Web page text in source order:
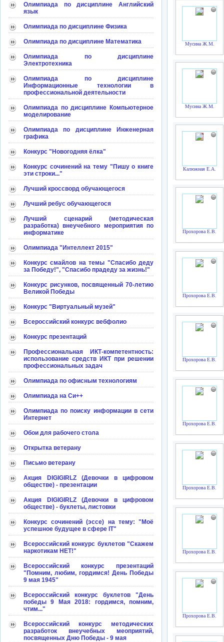
Олимпиада по дисциплине Английский
язык
Олимпиада по дисциплине Физика
Олимпиада по дисциплине Математика
Олимпиада по дисциплине
Электротехника
Олимпиада по дисциплине
Информационные технологии в
профессиональной деятельности
Олимпиада по дисциплине Компьютерное
моделирование
Олимпиада по дисциплине Инженерная
графика
Конкурс "Новогодняя ёлка"
Конкурс сочинений на тему "Пишу о книге
эти строки..."
Лучший кроссворд обучающегося
Лучший ребус обучающегося
Лучший сценарий (методическая
разработка) внеучебного мероприятия по
информатике
Олимпиада "Интеллект 2015"
Конкурс смайлов на темы "Спасибо деду
за Победу!", "Спасибо прадеду за жизнь!"
Конкурс рисунков, посвященный 70-летию
Великой Победы
Конкурс "Виртуальный музей"
Всероссийский конкурс вебфолио
Конкурс презентаций
Профессиональная ИКТ-компетентность:
использование средств ИКТ при решении
профессиональных задач
Олимпиада по офисным технологиям
Олимпиада на Си++
Олимпиада по поиску информации в сети
Интернет
Обои для рабочего стола
Открытка ветерану
Письмо ветерану
Акция DIGIGIRLZ (Девочки в цифровом
обществе) - презентации
Акция DIGIGIRLZ (Девочки в цифровом
обществе) - буклеты, листовки
Конкурс сочинений (эссе) на тему: "Моё
успешное будущее в сфере IT"
Всероссийский конкурс буклетов "Скажем
наркотикам НЕТ!"
Всероссийский конкурс презентаций
"Помним, любим, гордимся! День Победы
9 мая 1945"
Всероссийский конкурс буклетов "День
победы 9 Мая 2018: гордимся, помним,
чтим..."
Всероссийский конкурс методических
разработок внеучебных меоприятий,
посвященных Дню Победы - 9 мая
Мусина Ж.М.
Мусина Ж.М.
Калюжная Е.А.
Прохорова Е.В.
Прохорова Е.В.
Прохорова Е.В.
Прохорова Е.В.
Прохорова Е.В.
Прохорова Е.В.
Прохорова Е.В.